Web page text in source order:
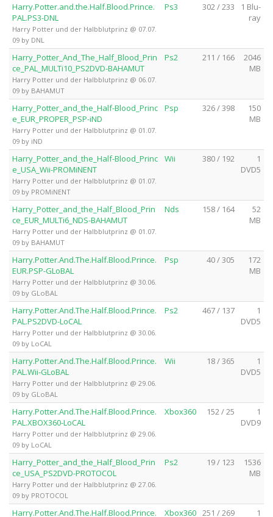
Harry.Potter.and.the.Half.Blood.Prince.
PAL.PS3-DNL
Harry Potter und der Halbblutprinz @ 07.07.
09 by DNL
Ps3 302 / 233
1 Blu-
ray
Harry_Potter_And_The_Half_Blood_Prin
ce_PAL_MULTi10_PS2DVD-BAHAMUT
Harry Potter und der Halbblutprinz @ 06.07.
09 by BAHAMUT
Ps2 211 / 166
2046
MB
Harry_Potter_and_the_Half-Blood_Princ
e_EUR_PROPER_PSP-iND
Harry Potter und der Halbblutprinz @ 01.07.
09 by iND
Psp 326 / 398
150
MB
Harry_Potter_and_the_Half-Blood_Princ
e_USA_Wii-PROMiNENT
Harry Potter und der Halbblutprinz @ 01.07.
09 by PROMiNENT
Wii 380 / 192
1
DVD5
Harry_Potter_and_the_Half_Blood_Prin
ce_EUR_MULTi6_NDS-BAHAMUT
Harry Potter und der Halbblutprinz @ 01.07.
09 by BAHAMUT
Nds 158 / 164
52
MB
Harry.Potter.And.The.Half.Blood.Prince.
EUR.PSP-GLoBAL
Harry Potter und der Halbblutprinz @ 30.06.
09 by GLoBAL
Psp 40 / 305
172
MB
Harry.Potter.And.The.Half.Blood.Prince.
PAL.PS2DVD-LoCAL
Harry Potter und der Halbblutprinz @ 30.06.
09 by LoCAL
Ps2 467 / 137
1
DVD5
Harry.Potter.And.The.Half.Blood.Prince.
PAL.Wii-GLoBAL
Harry Potter und der Halbblutprinz @ 29.06.
09 by GLoBAL
Wii 18 / 365
1
DVD5
Harry.Potter.And.The.Half.Blood.Prince.
PAL.XBOX360-LoCAL
Harry Potter und der Halbblutprinz @ 29.06.
09 by LoCAL
Xbox360 152 / 25
1
DVD9
Harry_Potter_and_the_Half_Blood_Prin
ce_USA_PS2DVD-PROTOCOL
Harry Potter und der Halbblutprinz @ 27.06.
09 by PROTOCOL
Ps2 19 / 123
1536
MB
Harry.Potter.And.The.Half.Blood.Prince. Xbox360 251 / 269 1